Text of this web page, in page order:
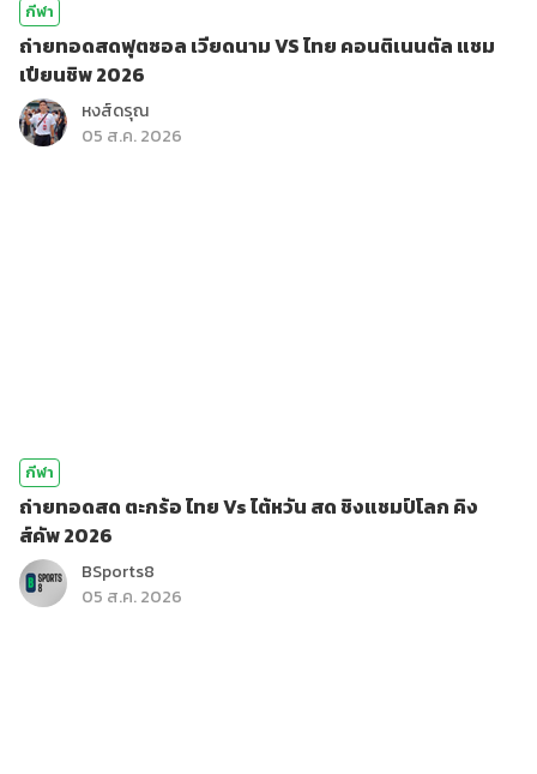
กีฬา
ถ่ายทอดสดฟุตซอล เวียดนาม VS ไทย คอนติเนนตัล แชม
เปียนชิพ 2026
หงส์ดรุณ
05 ส.ค. 2026
กีฬา
ถ่ายทอดสด ตะกร้อ ไทย Vs ไต้หวัน สด ชิงแชมป์โลก คิง
ส์คัพ 2026
BSports8
05 ส.ค. 2026